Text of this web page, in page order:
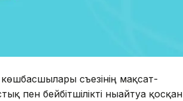
съезінің мақсат-
пен бейбітшілікті нығайтуға қосқан